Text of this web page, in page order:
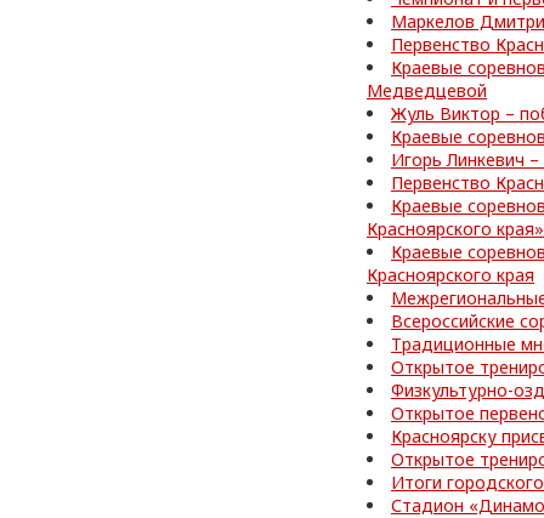
Маркелов
Первенство
Краевые
Медведцевой
Жуль Виктор –
Краевые
Игорь Линкевич
Первенство
Краевые
Красноярского края»
Краевые
Красноярского края
Всероссийские
Традиционные
Открытое
Физкультурно-
Открытое
Красноярску
Открытое
Итоги
Стадион